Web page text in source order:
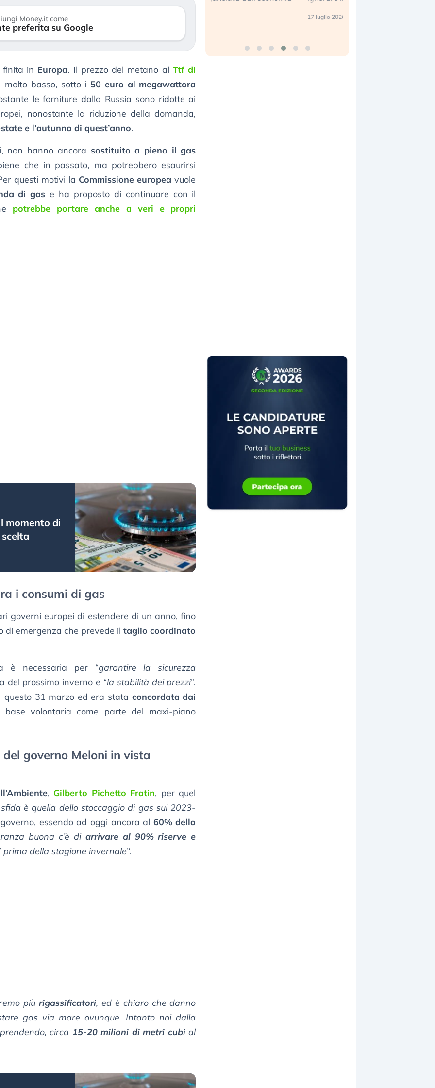
Money.it come
preferita su Google
finita in Europa. Il prezzo del metano alTtf di
molto basso, sotto i 50 euro al megawattora
le forniture dalla Russia sono ridotte ai
nonostante la riduzione della domanda,
e l’autunno di quest’anno.
non hanno ancora sostituito a pieno il gas
che in passato, ma potrebbero esaurirsi
questi motivi la Commissione europea vuole
di gas e ha proposto di continuare con il
potrebbe portare anche a veri e propri
momento di
i consumi di gas
governi europei di estendere di un anno, fino
di emergenza che prevede iltaglio coordinato
è necessaria per “garantire la sicurezza
del prossimo inverno e “la stabilità dei prezzi”.
questo 31 marzo ed era stata concordata dai
base volontaria come parte del maxi-piano
governo Meloni in vista
, Gilberto Pichetto Fratin, per quel
è quella dello stoccaggio di gas sul 2023-
governo, essendo ad oggi ancora al 60% dello
buona c’è di arrivare al 90% riserve e
prima della stagione invernale”.
piùrigassificatori, ed è chiaro che danno
gas via mare ovunque. Intanto noi dalla
circa 15-20 milioni di metri cubial
reale. (…)
24 luglio 2026